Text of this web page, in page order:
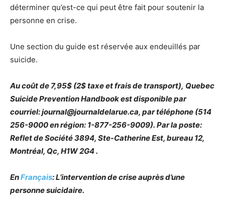
déterminer qu’est-ce qui peut être fait pour soutenir la
personne en crise.
Une section du guide est réservée aux endeuillés par
suicide.
Au coût de 7,95$ (2$ taxe et frais de transport), Quebec
Suicide Prevention Handbook est disponible par
courriel: journal@journaldelarue.ca, par téléphone (514
256-9000 en région: 1-877-256-9009). Par la poste:
Reflet de Société 3894, Ste-Catherine Est, bureau 12,
Montréal, Qc, H1W 2G4 .
EnFrançais: L’intervention de crise auprès d’une
personne suicidaire.